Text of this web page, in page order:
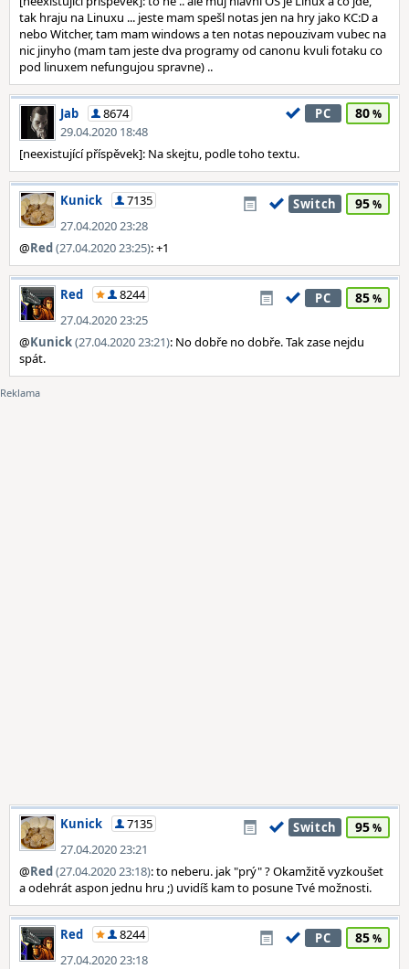
tak hraju na Linuxu ... jeste mam spešl notas jen na hry jako KC:D a
nebo Witcher, tam mam windows a ten notas nepouzivam vubec na
nic jinyho (mam tam jeste dva programy od canonu kvuli fotaku co
pod linuxem nefungujou spravne) ..
Jab
8674
29.04.2020 18:48
PC 80
[neexistující příspěvek]: Na skejtu, podle toho textu.
Kunick
7135
27.04.2020 23:28
Switch 95
@Red(27.04.2020 23:25): +1
Red
8244
27.04.2020 23:25
PC 85
@Kunick(27.04.2020 23:21): No dobře no dobře. Tak zase nejdu
spát.
Kunick
7135
27.04.2020 23:21
Switch 95
@Red(27.04.2020 23:18): to neberu. jak "prý" ? Okamžitě vyzkoušet
a odehrát aspon jednu hru ;) uvidíš kam to posune Tvé možnosti.
Red
8244
27.04.2020 23:18
PC 85